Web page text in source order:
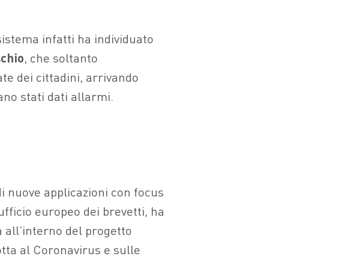
infatti ha individuato
, che soltanto
dei cittadini, arrivando
stati dati allarmi.
applicazioni con focus
europeo dei brevetti, ha
del progetto
al Coronavirus e sulle